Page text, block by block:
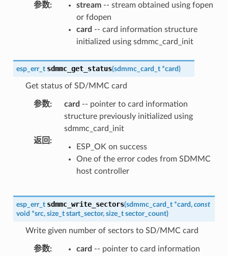
参数: stream-- stream obtained using fopen
or fdopen
card -- card information structure
initialized using sdmmc_card_init
esp_err_t sdmmc_get_status(sdmmc_card_t *card)
Get status of SD/MMC card
参数: card -- pointer to card information
structure previously initialized using
sdmmc_card_init
返回 :
ESP_OK on success
One of the error codes from SDMMC
host controller
esp_err_t sdmmc_write_sectors(sdmmc_card_t *card, const
void *src, size_t start_sector, size_t sector_count)
Write given number of sectors to SD/MMC card
参数: card -- pointer to card information